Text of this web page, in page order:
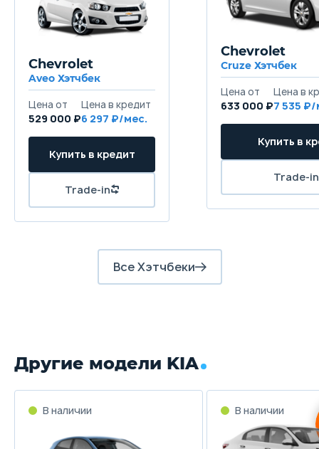
Chevrolet
Aveo Хэтчбек
529 000 ₽6 297
Chevrolet
Cruze Хэтчбек
633 000 ₽7 535
Все Хэтчбеки
Другие модели KIA